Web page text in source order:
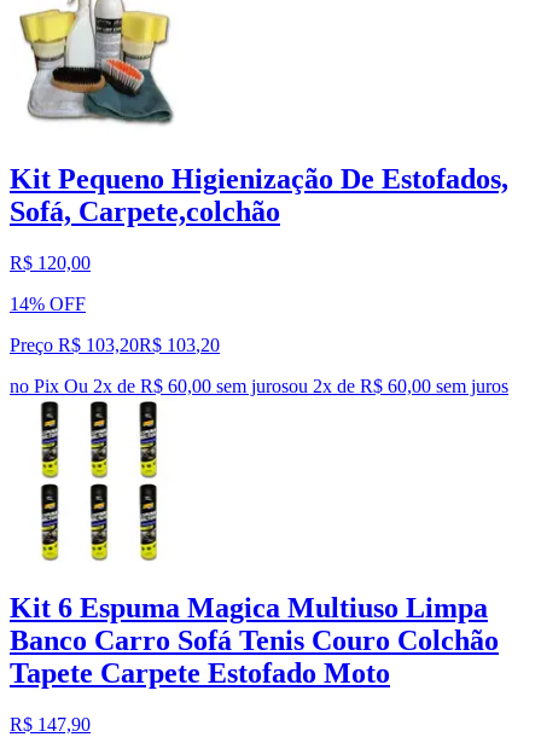
Kit Pequeno Higienização De Estofados,
Sofá, Carpete,colchão
R$ 120,00
14% OFF
Preço R$ 103,20R$ 103,20
no Pix Ou 2x de R$ 60,00 sem jurosou 2x de R$ 60,00 sem juros
Kit 6 Espuma Magica Multiuso Limpa
Banco Carro Sofá Tenis Couro Colchão
Tapete Carpete Estofado Moto
R$ 147,90